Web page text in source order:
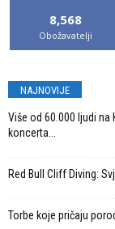
8,568
Obožavatelji
NAJNOVIJE
Više od 60.000 ljudi na
koncerta...
Red Bull Cliff Diving:
Torbe koje pričaju